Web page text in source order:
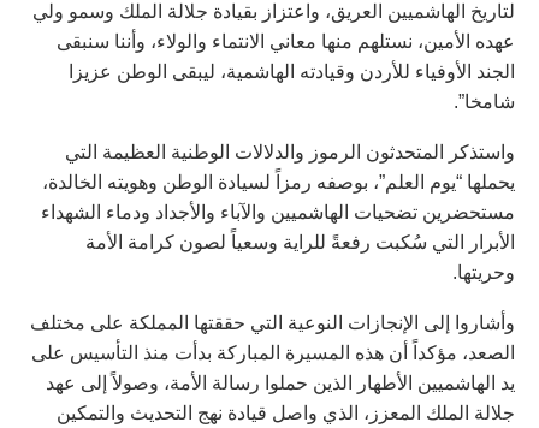
لتاريخ الهاشميين العريق، واعتزاز بقيادة جلالة الملك وسمو ولي
عهده الأمين، نستلهم منها معاني الانتماء والولاء، وأننا سنبقى
الجند الأوفياء للأردن وقيادته الهاشمية، ليبقى الوطن عزيزا
شامخا”.
واستذكر المتحدثون الرموز والدلالات الوطنية العظيمة التي
يحملها “يوم العلم”، بوصفه رمزاً لسيادة الوطن وهويته الخالدة،
مستحضرين تضحيات الهاشميين والآباء والأجداد ودماء الشهداء
الأبرار التي سُكبت رفعةً للراية وسعياً لصون كرامة الأمة
وحريتها.
وأشاروا إلى الإنجازات النوعية التي حققتها المملكة على مختلف
الصعد، مؤكداً أن هذه المسيرة المباركة بدأت منذ التأسيس على
يد الهاشميين الأطهار الذين حملوا رسالة الأمة، وصولاً إلى عهد
جلالة الملك المعزز، الذي واصل قيادة نهج التحديث والتمكين